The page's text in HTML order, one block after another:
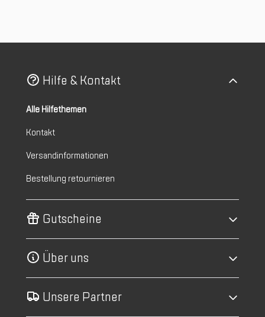
Hilfe & Kontakt
Alle Hilfethemen
Kontakt
Versandinformationen
Bestellung retournieren
Gutscheine
Über uns
Unsere Partner